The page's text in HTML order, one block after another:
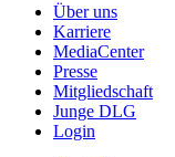
Über uns
Karriere
MediaCenter
Presse
Mitgliedschaft
Junge DLG
Login